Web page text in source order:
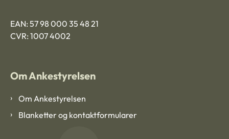
EAN: 57 98 000 35 48 21
CVR: 1007 4002
Om Ankestyrelsen
Om Ankestyrelsen
Blanketter og kontaktformularer